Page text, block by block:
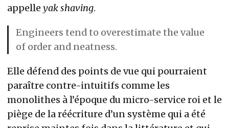
appelleyak shaving.
Engineers tend to overestimate the value
of order and neatness.
Elle défend des points de vue qui pourraient
paraître contre-intuitifs comme les
monolithes à l’époque du micro-service roi et le
piège de la réécriture d’un système qui a été